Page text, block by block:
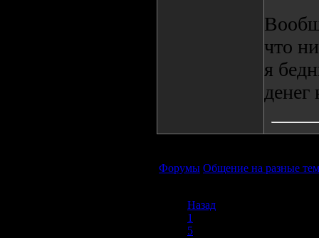
что
я
денег
Форумы Общение на разные
Назад
1
5